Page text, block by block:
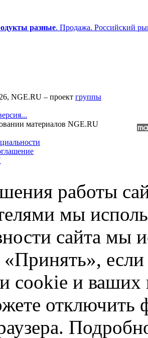
разные. Продажа. Российский
NGE.RU – проект группы
материалов NGE.RU
работы
мы
сайта мы
если
cookie и
отключить